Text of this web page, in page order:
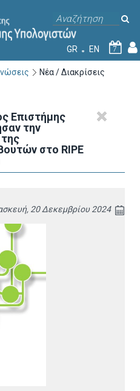
GR EN 7
Νέα / Διακρίσεις
Επιστήμης
την
στο RIPE
20 Δεκεμβρίου 2024